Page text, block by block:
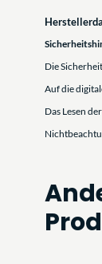
Die
Auf die
Das Lesen
- Eine
führen: